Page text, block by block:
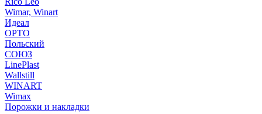
Wimar, Winart
Идеал
ОРТО
Польский
СОЮЗ
LinePlast
Wallstill
WINART
Wimax
Порожки и накладки